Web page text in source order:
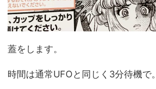
蓋をします。
時間は通常UFOと同じく3分待機で。